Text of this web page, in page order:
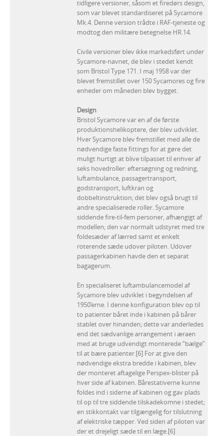
tidligere versioner, såsom et firedørs design,
som var blevet standardiseret på Sycamore
Mk.4. Denne version trådte i RAF-tjeneste og
modtog den militære betegnelse HR.14.
Civile versioner blev ikke markedsført under
Sycamore-navnet, de blev i stedet kendt
som Bristol Type 171. I maj 1958 var der
blevet fremstillet over 150 Sycamores og fire
enheder om måneden blev bygget.
Design
Bristol Sycamore var en af de første
produktionshelikoptere, der blev udviklet.
Hver Sycamore blev fremstillet med alle de
nødvendige faste fittings for at gøre det
muligt hurtigt at blive tilpasset til enhver af
seks hovedroller: eftersøgning og redning,
luftambulance, passagertransport,
godstransport, luftkran og
dobbeltinstruktion; det blev også brugt til
andre specialiserede roller. Sycamore
siddende fire-til-fem personer, afhængigt af
modellen; den var normalt udstyret med tre
foldesæder af lærred samt et enkelt
roterende sæde udover piloten. Udover
passagerkabinen havde den et separat
bagagerum.
En specialiseret luftambulancemodel af
Sycamore blev udviklet i begyndelsen af
1950’erne. I denne konfiguration blev op til
to patienter båret inde i kabinen på bårer
stablet over hinanden; dette var anderledes
end det sædvanlige arrangement i æraen
med at bruge udvendigt monterede “bælge”
til at bære patienter.[6] For at give den
nødvendige ekstra bredde i kabinen, blev
der monteret aftagelige Perspex-blister på
hver side af kabinen. Bårestativerne kunne
foldes ind i siderne af kabinen og gav plads
til op til tre siddende tilskadekomne i stedet;
en stikkontakt var tilgængelig for tilslutning
af elektriske tæpper. Ved siden af piloten var
der et drejeligt sæde til en læge.[6]